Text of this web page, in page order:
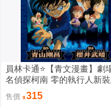
員林卡通⭐️【青文漫畫】劇
名偵探柯南 零的執行人新
（全）作者：青山剛昌(附尼
套)
售價 315